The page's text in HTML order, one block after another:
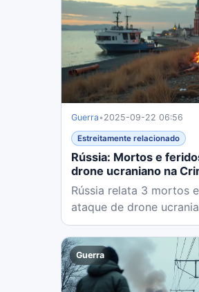
Guerra•2025-09-22 06:56
Estreitamente relacionado
Rússia: Mortos e
drone ucraniano na
Rússia relata 3 mortos
ataque de drone
da Crimeia. Moscou
Guerra